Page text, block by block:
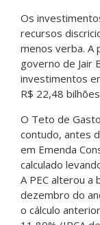
Os
recursos
menos verba. A
governo de Jair
investimentos
R$ 22,48
O Teto de
contudo, antes
em Emenda
calculado
A PEC alterou a
dezembro do
o cálculo